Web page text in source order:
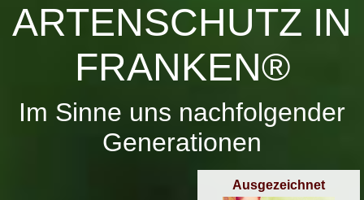
ARTENSCHUTZ IN
FRANKEN®
Im Sinne uns nachfolgender
Generationen
Ausgezeichnet